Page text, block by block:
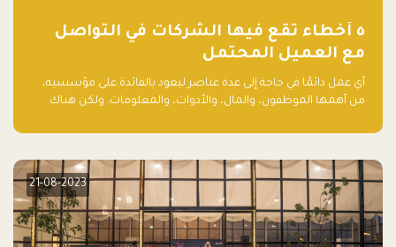
٥ أخطاء تقع فيها الشركات في التواصل
مع العميل المحتمل
أي عمل دائمًا في حاجة إلى عدة عناصر ليعود بالفائدة على مؤسسيه،
من أهمها الموظفون، والمال، والأدوات، والمعلومات. ولكن هناك
أساسه ذلك العمل.
21-08-2023